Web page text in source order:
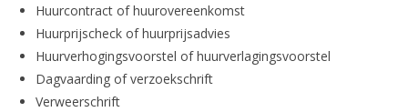
Huurcontract of huurovereenkomst
Huurprijscheck of huurprijsadvies
Huurverhogingsvoorstel of huurverlagingsvoorstel
Dagvaarding of verzoekschrift
Verweerschrift